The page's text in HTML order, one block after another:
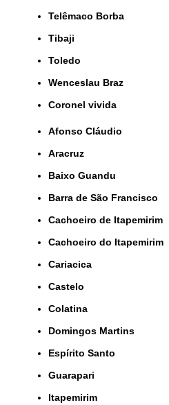
Telêmaco Borba
Tibaji
Toledo
Wenceslau Braz
coronel vivida
Afonso Cláudio
Aracruz
Baixo Guandu
Barra de São Francisco
Cachoeiro de Itapemirim
Cachoeiro do Itapemirim
Cariacica
Castelo
Colatina
Domingos Martins
Espírito Santo
Guarapari
Itapemirim